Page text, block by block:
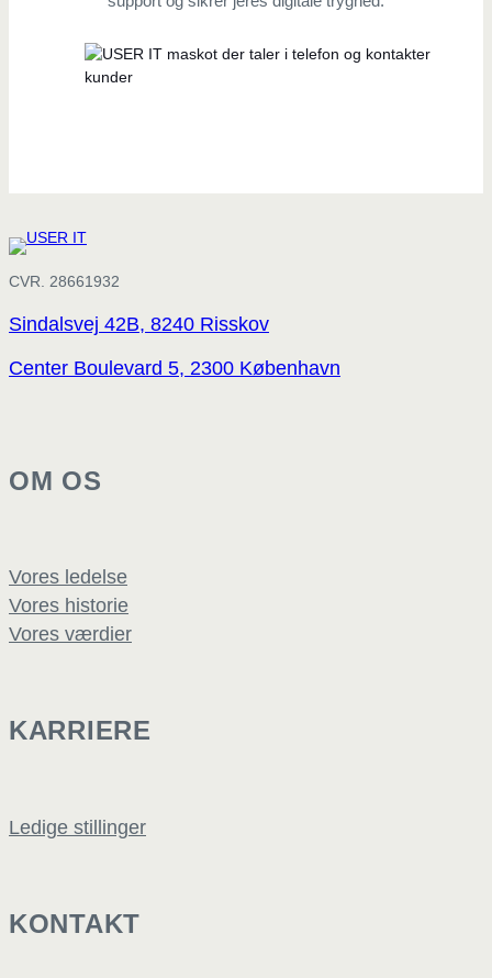
CVR. 28661932
Sindalsvej 42B, 8240 Risskov
Center Boulevard 5, 2300 København
OM OS
Vores ledelse
Vores historie
Vores værdier
KARRIERE
Ledige stillinger
KONTAKT